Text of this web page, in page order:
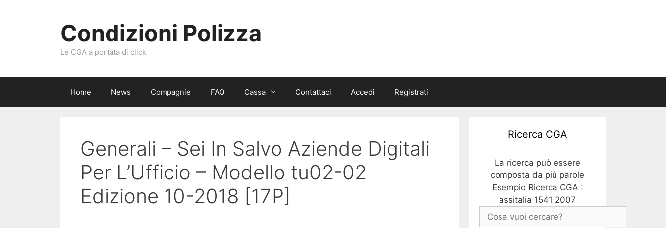
Condizioni Polizza
Le CGA a portata di click
Home News Compagnie FAQ Cassa Contattaci Accedi Registrati
Generali – Sei In Salvo Aziende Digitali
Per L’Ufficio – Modello tu02-02
Edizione 10-2018 [17P]
Ricerca CGA
La ricerca può essere
composta da più parole
Esempio Ricerca CGA :
assitalia 1541 2007